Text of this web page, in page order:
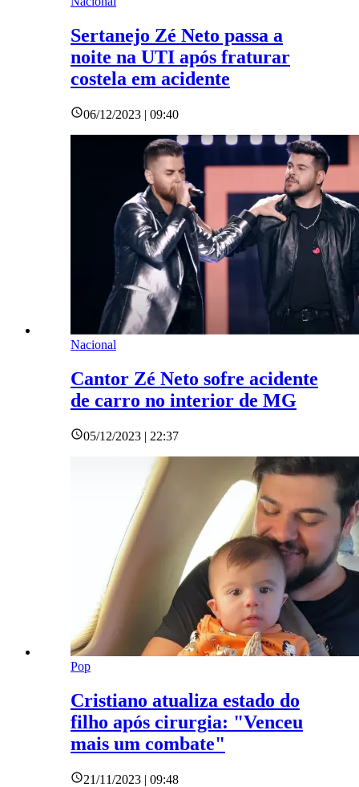
Sertanejo Zé Neto passa a
noite na UTI após fraturar
costela em acidente
06/12/2023 | 09:40
Nacional
Cantor Zé Neto sofre acidente
de carro no interior de MG
05/12/2023 | 22:37
Pop
Cristiano atualiza estado do
filho após cirurgia: "Venceu
mais um combate"
21/11/2023 | 09:48